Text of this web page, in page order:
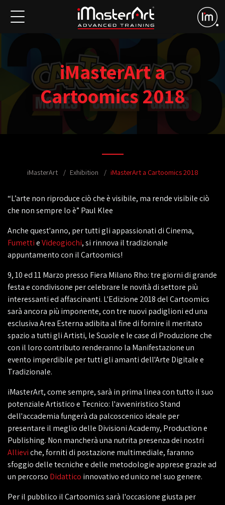
iMasterArt a
Cartoomics 2018
iMasterArt Exhibition iMasterArt a Cartoomics 2018
“L’arte non riproduce ciò che è visibile, ma rende visibile ciò
che non sempre lo è” Paul Klee
Anche quest'anno, per tutti gli appassionati di Cinema,
FumettieVideogiochi, si rinnova il tradizionale
appuntamento con il Cartoomics!
9, 10 ed 11 Marzo presso Fiera Milano Rho: tre giorni di grande
festa e condivisone per celebrare le novità di settore più
interessanti ed affascinanti. L'Edizione 2018 del Cartoomics
sarà ancora più imponente, con tre nuovi padiglioni ed una
esclusiva Area Esterna adibita al fine di fornire il meritato
spazio a tutti gli Artisti, le Scuole e le case di Produzione che
con il loro contributo renderanno la Manifestazione un
evento imperdibile per tutti gli amanti dell'Arte Digitale e
Tradizionale.
iMasterArt, come sempre, sarà in prima linea con tutto il suo
potenziale Artistico e Tecnico: l'avveniristico Stand
dell'accademia fungerà da palcoscenico ideale per
presentare il meglio delle Divisioni Academy, Production e
Publishing. Non mancherà una nutrita presenza dei nostri
Allieviche, forniti di postazione multimediale, faranno
sfoggio delle tecniche e delle metodologie apprese grazie ad
un percorso Didattico innovativo ed unico nel suo genere.
Per il pubblico il Cartoomics sarà l'occasione giusta per